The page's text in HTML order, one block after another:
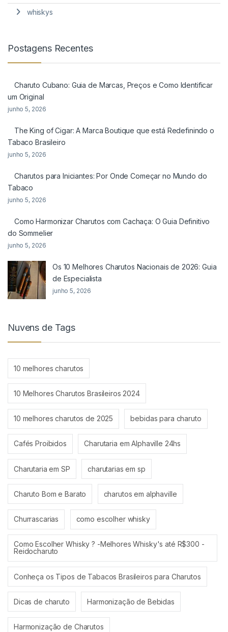
whiskys
Postagens Recentes
Charuto Cubano: Guia de Marcas, Preços e Como Identificar
um Original
junho 5, 2026
The King of Cigar: A Marca Boutique que está Redefinindo o
Tabaco Brasileiro
junho 5, 2026
Charutos para Iniciantes: Por Onde Começar no Mundo do
Tabaco
junho 5, 2026
Como Harmonizar Charutos com Cachaça: O Guia Definitivo
do Sommelier
junho 5, 2026
Os 10 Melhores Charutos Nacionais de 2026: Guia
de Especialista
junho 5, 2026
Nuvens de Tags
10 melhores charutos
10 Melhores Charutos Brasileiros 2024
10 melhores charutos de 2025 bebidas para charuto
Cafés Proibidos Charutaria em Alphaville 24hs
Charutaria em SP charutarias em sp
Charuto Bom e Barato charutos em alphaville
Churrascarias como escolher whisky
Como Escolher Whisky ? -Melhores Whisky's até R$300 -
Reidocharuto
Conheça os Tipos de Tabacos Brasileiros para Charutos
Dicas de charuto Harmonização de Bebidas
Harmonização de Charutos